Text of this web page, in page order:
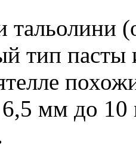
тальолини
тип пасты
мм до